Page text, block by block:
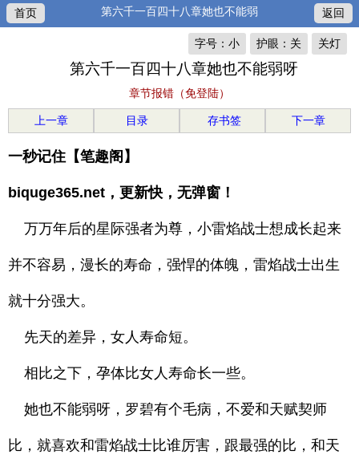
首页 第六千一百四十八章她也不能弱 返回
关灯
护眼：关
字号：小
第六千一百四十八章她也不能弱呀
章节报错（免登陆）
上一章 目录 存书签 下一章
一秒记住【笔趣阁】
biquge365.net，更新快，无弹窗！
万万年后的星际强者为尊，小雷焰战士想成长起来
并不容易，漫长的寿命，强悍的体魄，雷焰战士出生
就十分强大。
先天的差异，女人寿命短。
相比之下，孕体比女人寿命长一些。
她也不能弱呀，罗碧有个毛病，不爱和天赋契师
比，就喜欢和雷焰战士比谁厉害，跟最强的比，和天